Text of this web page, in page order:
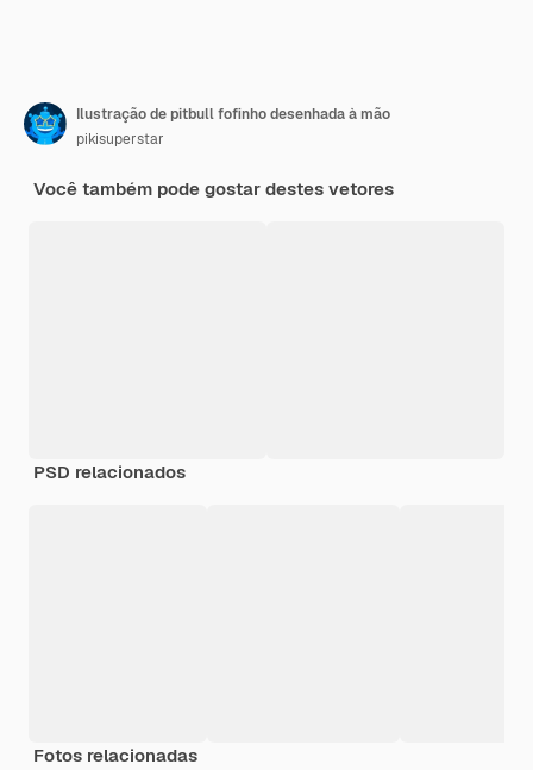
Ilustração de pitbull fofinho desenhada à mão
pikisuperstar
Você também pode gostar destes vetores
PSD relacionados
Fotos relacionadas